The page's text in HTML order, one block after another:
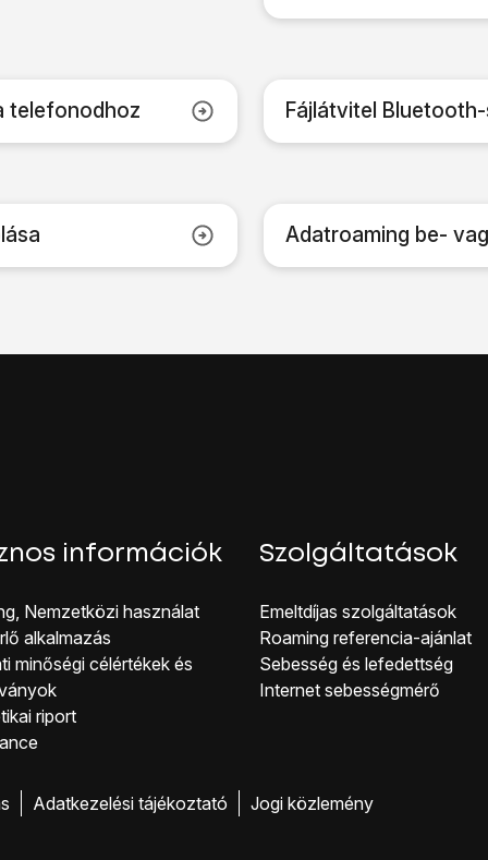
telefonodhoz Fájlátvitel Bluetooth-
Adatroaming be-
információk
Nemzetközi használat
alkalmazás
minőségi célérté kek és
riport
Szolgáltatások
Emeltdíjas szolgáltatások
Roaming referencia-ajánlat
Sebesség és lefedettség
Internet sebességmérő
Adatkezelési tájékoztató Jogi közlemény